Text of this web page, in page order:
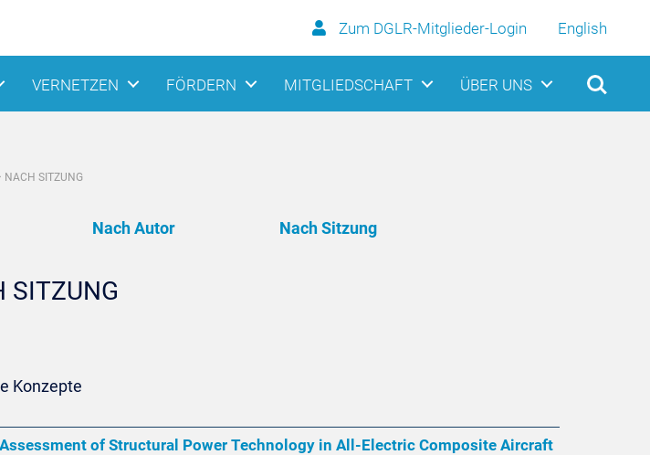
Zum DGLR-Mitglieder-Login English
VERNETZEN FÖRDERN MITGLIEDSCHAFT ÜBER UNS
NACH SITZUNG
Nach Autor Nach Sitzung
SITZUNG
Konzepte
of Structural Power Technology in All-Electric Composite Aircraft